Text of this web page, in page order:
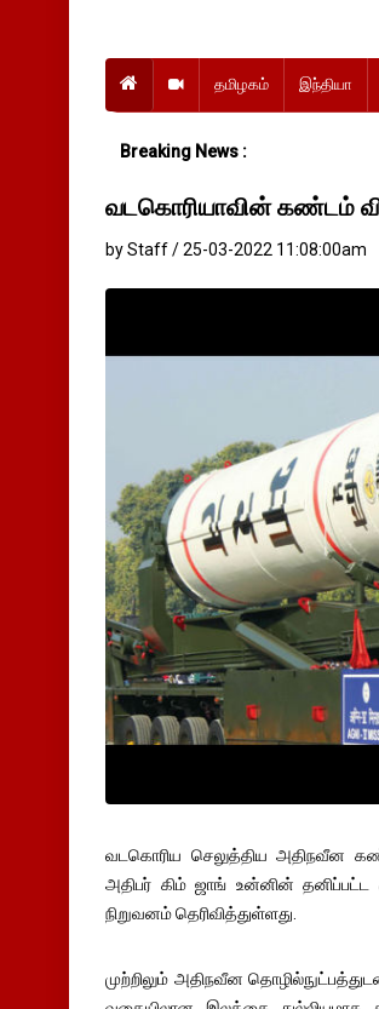
தமிழகம் இந்தியா
Breaking News :
வடகொரியாவின் கண்டம்
by Staff / 25-03-2022 11:08:00am
வடகொரிய செலுத்திய அதிநவீன
அதிபர் கிம் ஜாங் உன்னின் தனிப்பட்ட
நிறுவனம் தெரிவித்துள்ளது.
முற்றிலும் அதிநவீன